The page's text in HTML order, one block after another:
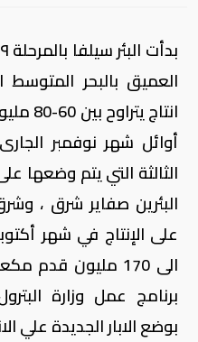
العميق بالبحر المتوسط
أوائل شهر نوفمبر
الثالثة التي يتم وضعها
البئرين صفاير شرق ،
على الإنتاج في شهر
الى 170 مليون
برنامج عمل وزارة
بوضع الابار الجديدة علي